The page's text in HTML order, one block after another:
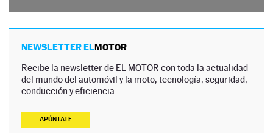
NEWSLETTER ELMOTOR
Recibe la newsletter de EL MOTOR con toda la actualidad
del mundo del automóvil y la moto, tecnología, seguridad,
conducción y eficiencia.
APÚNTATE